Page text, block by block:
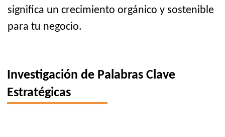
significa un crecimiento orgánico y sostenible
para tu negocio.
Investigación de Palabras Clave
Estratégicas